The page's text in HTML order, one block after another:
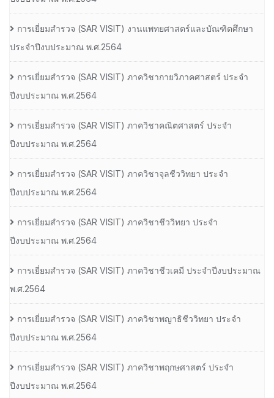
การเยี่ยมสํารวจ (SAR VISIT) งานแพทยศาสตร์และบัณฑิตศึกษา
ประจําปีงบประมาณ พ.ศ.2564
การเยี่ยมสํารวจ (SAR VISIT) ภาควิชากายวิภาคศาสตร์ ประจํา
ปีงบประมาณ พ.ศ.2564
การเยี่ยมสํารวจ (SAR VISIT) ภาควิชาคณิตศาสตร์ ประจํา
ปีงบประมาณ พ.ศ.2564
การเยี่ยมสํารวจ (SAR VISIT) ภาควิชาจุลชีววิทยา ประจํา
ปีงบประมาณ พ.ศ.2564
การเยี่ยมสํารวจ (SAR VISIT) ภาควิชาชีววิทยา ประจํา
ปีงบประมาณ พ.ศ.2564
การเยี่ยมสํารวจ (SAR VISIT) ภาควิชาชีวเคมี ประจําปีงบประมาณ
พ.ศ.2564
การเยี่ยมสํารวจ (SAR VISIT) ภาควิชาพญาธิชีววิทยา ประจํา
ปีงบประมาณ พ.ศ.2564
การเยี่ยมสํารวจ (SAR VISIT) ภาควิชาพฤกษศาสตร์ ประจํา
ปีงบประมาณ พ.ศ.2564